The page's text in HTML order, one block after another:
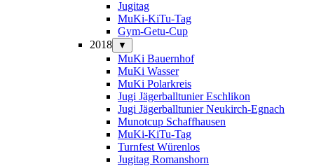
Jugitag
MuKi-KiTu-Tag
Gym-Getu-Cup
2018
▼
MuKi Bauernhof
MuKi Wasser
MuKi Polarkreis
Jugi Jägerballtunier Eschlikon
Jugi Jägerballtunier Neukirch-Egnach
Munotcup Schaffhausen
MuKi-KiTu-Tag
Turnfest Würenlos
Jugitag Romanshorn